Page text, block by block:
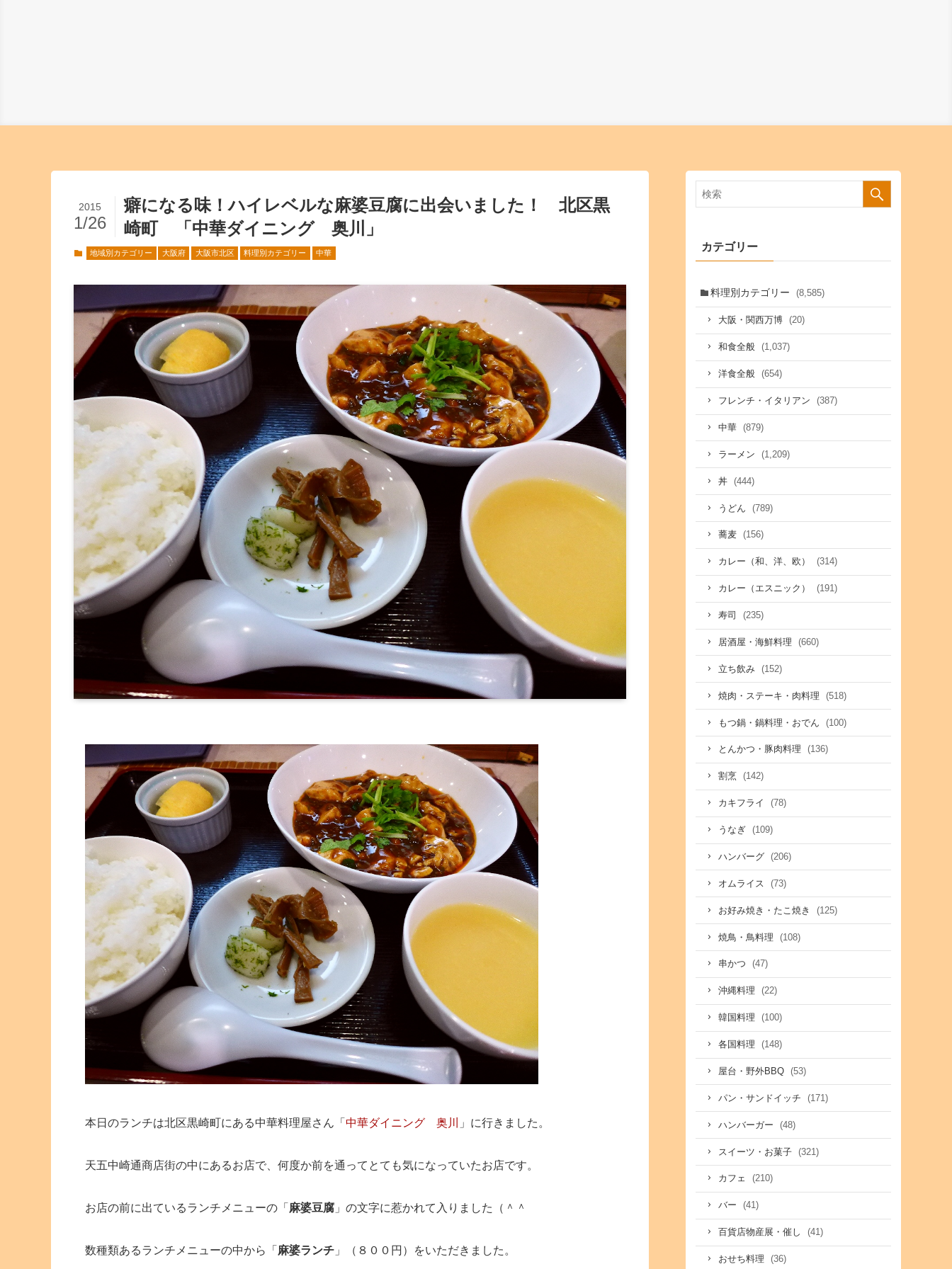
癖になる味！ハイレベルな麻婆豆腐に出会いました！ 北区黒
崎町 「中華ダイニング 奥川」
2015
1/26
地域別カテゴリー 大阪府 大阪市北区 料理別カテゴリー 中華
本日のランチは北区黒崎町にある中華料理屋さん「 中華ダイニング 奥川 」に行きました。
天五中崎通商店街の中にあるお店で、何度か前を通ってとても気になっていたお店です。
お店の前に出ているランチメニューの「 麻婆豆腐 」の文字に惹かれて入りました（＾＾
数種類あるランチメニューの中から「 麻婆ランチ 」（８００円）をいただきました。
カテゴリー
料理別カテゴリー (8,585)
大阪・関西万博 (20)
和食全般 (1,037)
洋食全般 (654)
フレンチ・イタリアン (387)
中華 (879)
ラーメン (1,209)
丼 (444)
うどん (789)
蕎麦 (156)
カレー（和、洋、欧） (314)
カレー（エスニック） (191)
寿司 (235)
居酒屋・海鮮料理 (660)
立ち飲み (152)
焼肉・ステーキ・肉料理 (518)
もつ鍋・鍋料理・おでん (100)
とんかつ・豚肉料理 (136)
割烹 (142)
カキフライ (78)
うなぎ (109)
ハンバーグ (206)
オムライス (73)
お好み焼き・たこ焼き (125)
焼鳥・鳥料理 (108)
串かつ (47)
沖縄料理 (22)
韓国料理 (100)
各国料理 (148)
屋台・野外BBQ (53)
パン・サンドイッチ (171)
ハンバーガー (48)
スイーツ・お菓子 (321)
カフェ (210)
バー (41)
百貨店物産展・催し (41)
おせち料理 (36)